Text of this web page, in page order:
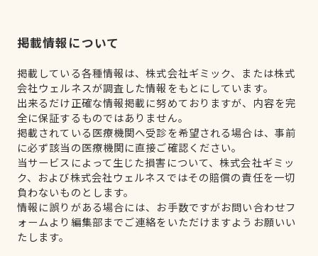
掲載情報について
掲載している各種情報は、株式会社ギミック、または株式
会社ウェルネスが調査した情報をもとにしています。
出来るだけ正確な情報掲載に努めておりますが、内容を完
全に保証するものではありません。
掲載されている医療機関へ受診を希望される場合は、事前
に必ず該当の医療機関に直接ご確認ください。
当サービスによって生じた損害について、株式会社ギミッ
ク、および株式会社ウェルネスではその賠償の責任を一切
負わないものとします。
情報に誤りがある場合には、お手数ですがお問い合わせフ
ォームより編集部までご連絡をいただけますようお願いい
たします。